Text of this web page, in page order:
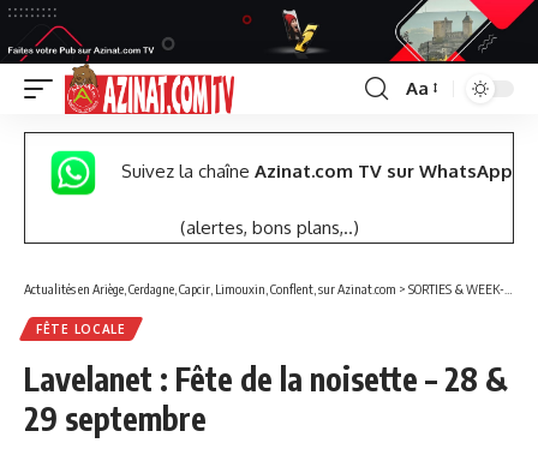
Font
Resizer
Aa
Suivez la chaîne Azinat.com TV sur WhatsApp
(alertes, bons plans,..)
Actualités en Ariège, Cerdagne, Capcir, Limouxin, Conflent, sur Azinat.com > SORTIES & WEEK-END
FÊTE LOCALE
Lavelanet : Fête de la noisette – 28 &
29 septembre